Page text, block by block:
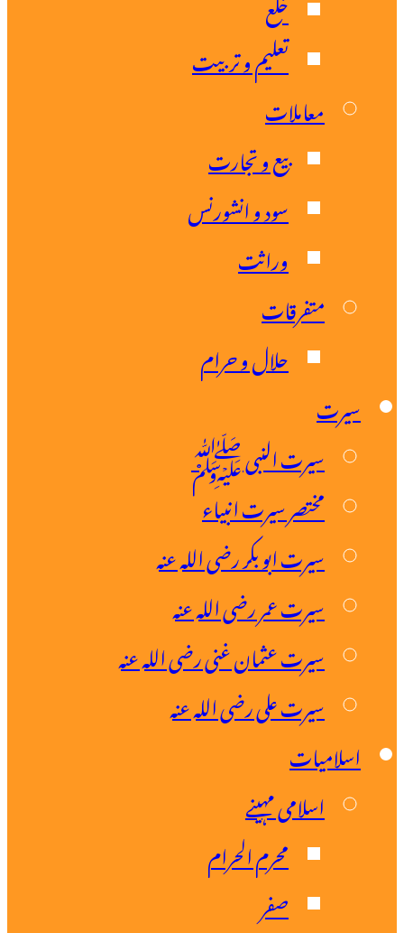
تعلیم و تربیت
معاملات
بیع و تجارت
سود و انشورنس
وراثت
متفرقات
حلال و حرام
سیرت النبی ﷺ
مختصر سیرت انبیاء
سیرت ابو بکر رضی اللہ عنہ
سیرت عمر رضی اللہ عنہ
سیرت عثمان غنی رضی اللہ عنہ
سیرت علی رضی اللہ عنہ
اسلامی مہینے
محرم الحرام
صفر